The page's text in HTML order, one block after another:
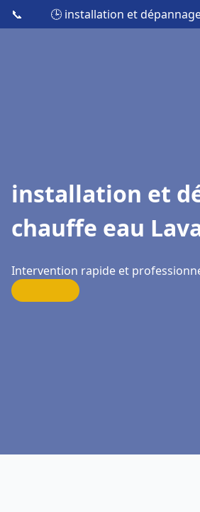
📞 🕒 installation et
installation et
chauffe eau
Intervention rapide et